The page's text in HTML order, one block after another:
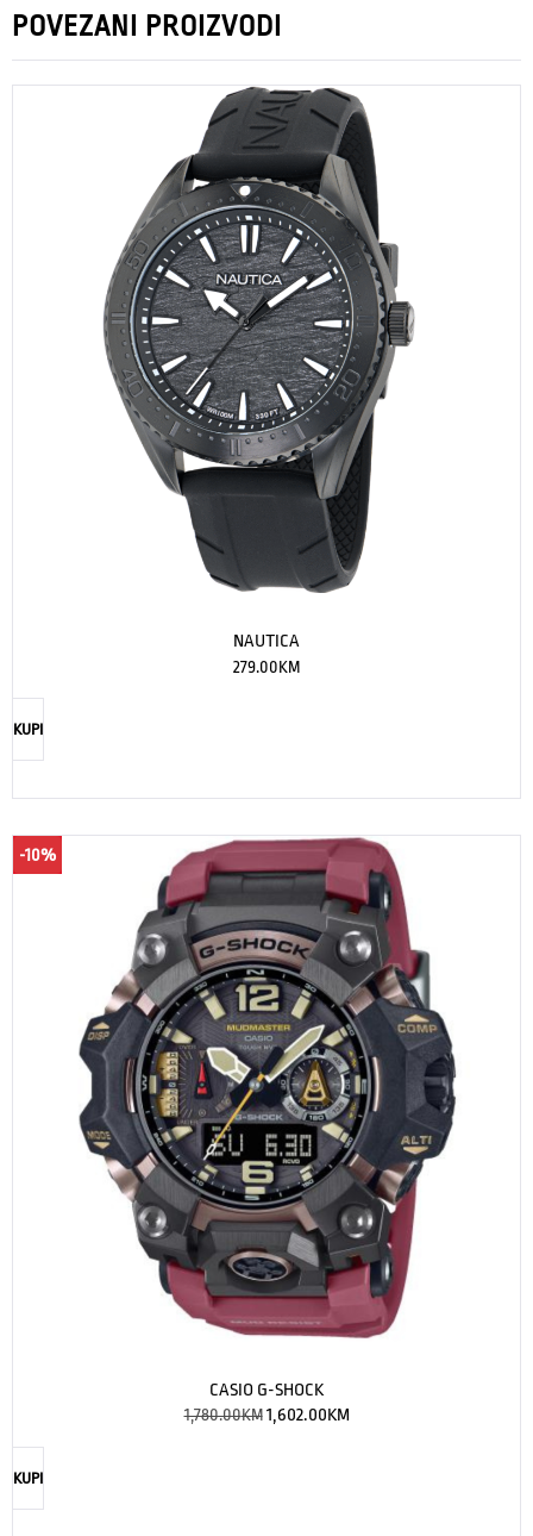
POVEZANI PROIZVODI
NAUTICA
279.00KM
KUPI
-10%
CASIO G-SHOCK
1,780.00KM 1,602.00KM
KUPI